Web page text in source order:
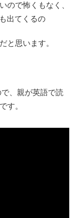
ので怖くもなく、
出てくるの
と思います。
で、親が英語で読
す。